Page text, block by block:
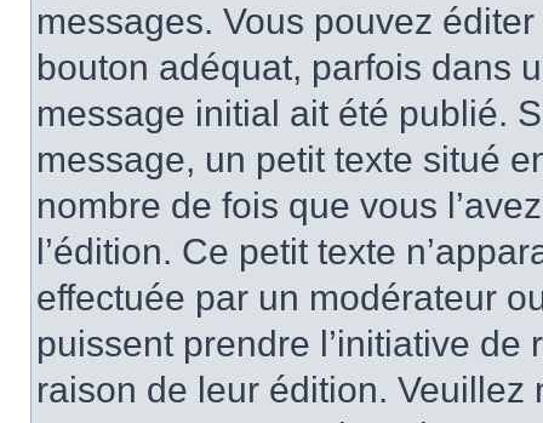
messages. Vous pouvez
bouton adéquat, parfois dans
message initial ait été publié.
message, un petit texte situé
nombre de fois que vous
l’édition. Ce petit texte
effectuée par un modérateur
puissent prendre l’initiative
raison de leur édition.